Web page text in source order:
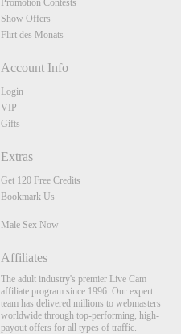
Promotion Contests
Show Offers
Flirt des Monats
Account Info
Login
VIP
Gifts
Extras
Get 120 Free Credits
Bookmark Us
Male Sex Now
Affiliates
The adult industry's premier Live Cam
affiliate program since 1996. Our expert
team has delivered millions to webmasters
worldwide through top-performing, high-
payout offers for all types of traffic.